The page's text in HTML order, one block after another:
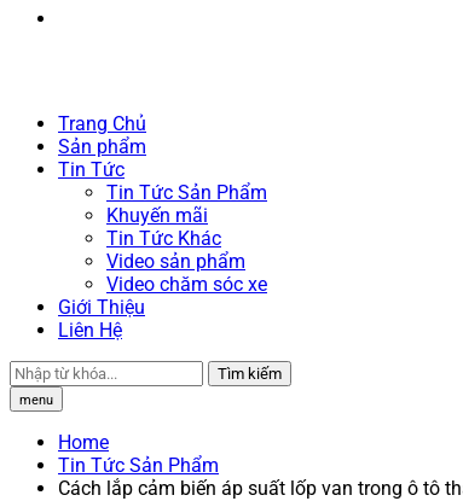
Trang Chủ
Sản phẩm
Tin Tức
Tin Tức Sản Phẩm
Khuyến mãi
Tin Tức Khác
Video sản phẩm
Video chăm sóc xe
Giới Thiệu
Liên Hệ
Tìm kiếm
menu
Home
Tin Tức Sản Phẩm
Cách lắp cảm biến áp suất lốp van trong ô tô